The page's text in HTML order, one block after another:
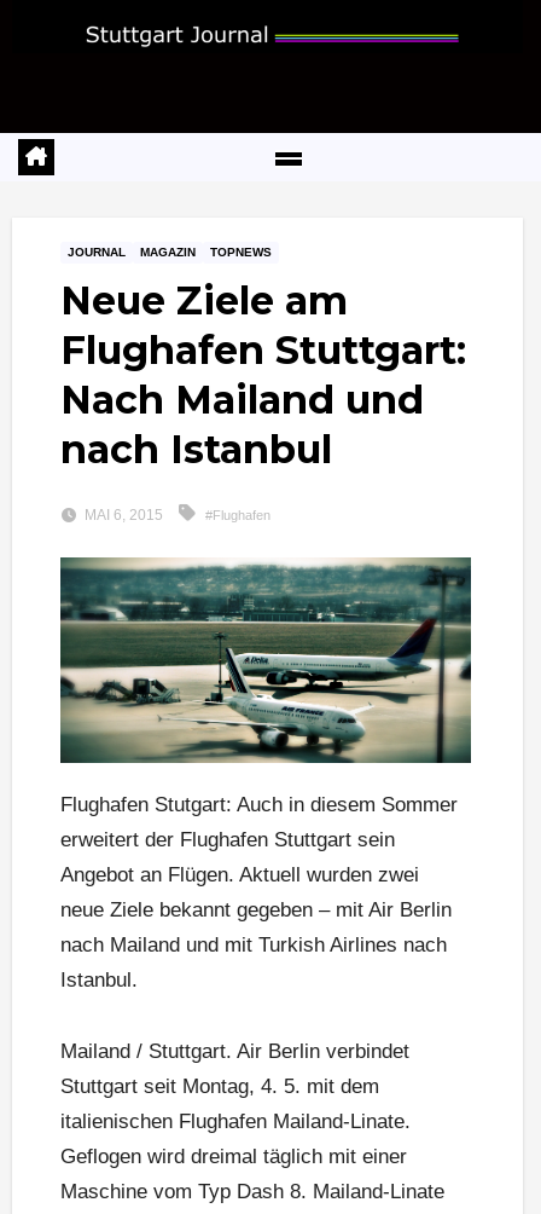
JOURNAL MAGAZIN TOPNEWS
Neue Ziele am
Flughafen Stuttgart:
Nach Mailand und
nach Istanbul
MAI 6, 2015 #Flughafen
Flughafen Stutgart: Auch in diesem Sommer
erweitert der Flughafen Stuttgart sein
Angebot an Flügen. Aktuell wurden zwei
neue Ziele bekannt gegeben – mit Air Berlin
nach Mailand und mit Turkish Airlines nach
Istanbul.
Mailand / Stuttgart. Air Berlin verbindet
Stuttgart seit Montag, 4. 5. mit dem
italienischen Flughafen Mailand-Linate.
Geflogen wird dreimal täglich mit einer
Maschine vom Typ Dash 8. Mailand-Linate